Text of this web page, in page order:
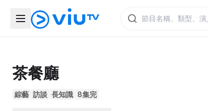
茶餐廳
綜藝 訪談 長知識 8集完